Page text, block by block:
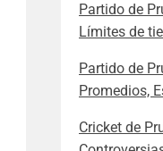
Partido de
Límites de
Partido de
Promedios,
Cricket de